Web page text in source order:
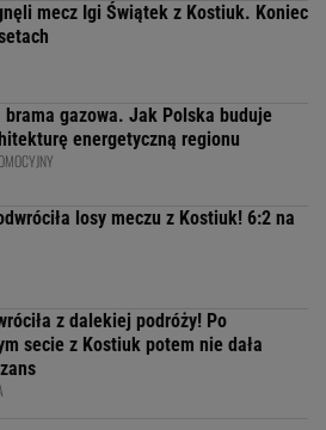
mecz Igi Świątek z Kostiuk. Koniec
brama gazowa. Jak Polska buduje
energetyczną regionu
losy meczu z Kostiuk! 6:2 na
z dalekiej podróży! Po
secie z Kostiuk potem nie dała